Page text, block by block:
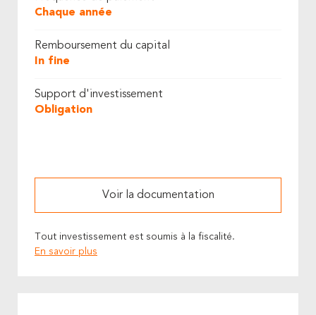
Chaque année
Remboursement du capital
In fine
Support d'investissement
Obligation
Voir la documentation
Tout investissement est soumis à la fiscalité.
En savoir plus